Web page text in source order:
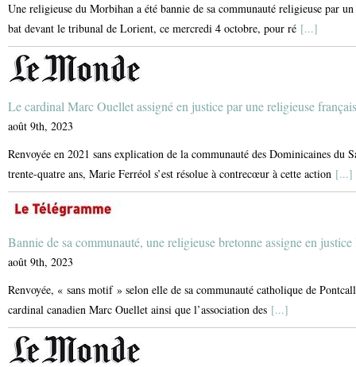
Une religieuse du Morbihan a été bannie de sa communauté religieuse par
bat devant le tribunal de Lorient, ce mercredi 4 octobre, pour ré [...]
Le cardinal Marc Ouellet assigné en justice par une religieuse
août 9th, 2023
Renvoyée en 2021 sans explication de la communauté des Dominicaines
trente-quatre ans, Marie Ferréol s’est résolue à contrecœur à cette action [...]
Bannie de sa communauté, une religieuse bretonne assigne en
août 9th, 2023
Renvoyée, « sans motif » selon elle de sa communauté catholique de
cardinal canadien Marc Ouellet ainsi que l’association des [...]